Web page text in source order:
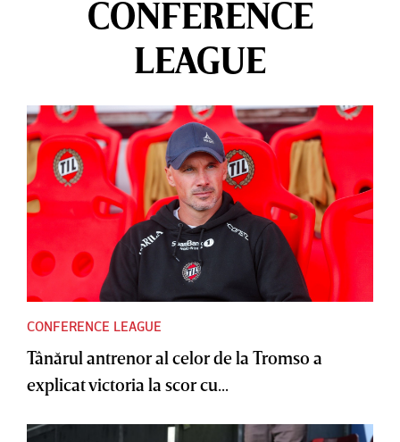
CONFERENCE
LEAGUE
CONFERENCE LEAGUE
Tânărul antrenor al celor de la Tromso a
explicat victoria la scor cu...